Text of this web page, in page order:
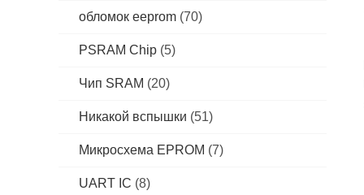
обломок eeprom (70)
PSRAM Chip (5)
Чип SRAM (20)
Никакой вспышки (51)
Микросхема EPROM (7)
UART IC (8)